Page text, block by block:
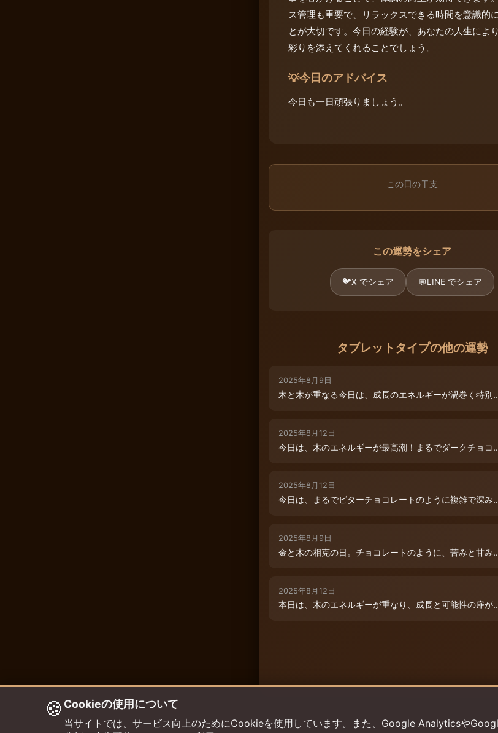
ス管理も重要で、リラックスできる時間を意識的
とが大切です。今日の経験が、あなたの人生によ
彩りを添えてくれることでしょう。
💡今日のアドバイス
今日も一日頑張りましょう。
この日の干支
この運勢をシェア
🐦X でシェア 💬LINE でシェア
タブレットタイプの他の運勢
2025年8月9日
木と木が重なる今日は、成長のエネルギーが渦巻く特別
2025年8月12日
今日は、木のエネルギーが最高潮！まるでダークチョコ
2025年8月12日
今日は、まるでビターチョコレートのように複雑で深み
2025年8月9日
金と木の相克の日。チョコレートのように、苦みと甘み
2025年8月12日
本日は、木のエネルギーが重なり、成長と可能性の扉が
🍪 Cookieの使用について
当サイトでは、サービス向上のためにCookieを使用しています。また、Google Analyticsや